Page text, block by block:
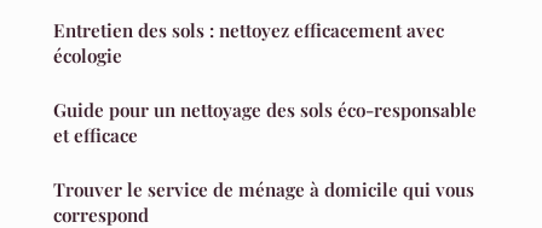
Entretien des sols : nettoyez efficacement avec
écologie
Guide pour un nettoyage des sols éco-responsable
et efficace
Trouver le service de ménage à domicile qui vous
correspond